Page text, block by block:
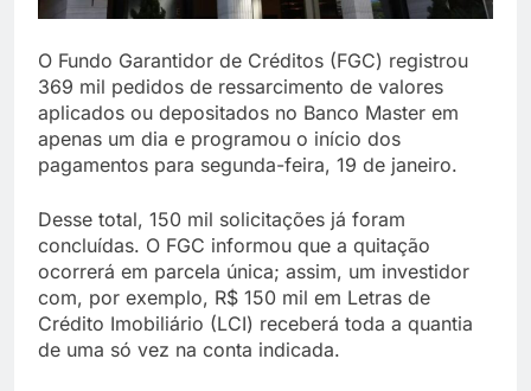
O Fundo Garantidor de Créditos (FGC) registrou
369 mil pedidos de ressarcimento de valores
aplicados ou depositados no Banco Master em
apenas um dia e programou o início dos
pagamentos para segunda-feira, 19 de janeiro.
Desse total, 150 mil solicitações já foram
concluídas. O FGC informou que a quitação
ocorrerá em parcela única; assim, um investidor
com, por exemplo, R$ 150 mil em Letras de
Crédito Imobiliário (LCI) receberá toda a quantia
de uma só vez na conta indicada.